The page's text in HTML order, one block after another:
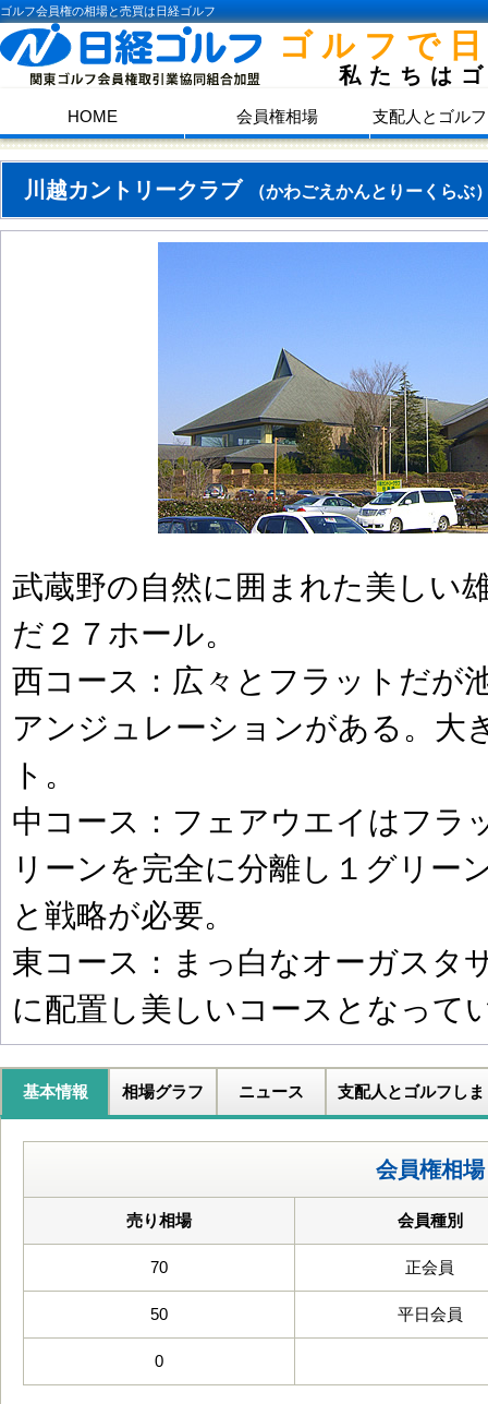
ゴルフ会員権の相場と売買は日経ゴルフ
ゴルフで
私たちは
HOME 会員権相場 支配人とゴル
川越カントリークラブ （かわごえかんとりーくらぶ
武蔵野の自然に囲まれた美しい
だ２７ホール。
西コース：広々とフラットだが
アンジュレーションがある。大
ト。
中コース：フェアウエイはフラ
リーンを完全に分離し１グリー
と戦略が必要。
東コース：まっ白なオーガスタ
に配置し美しいコースとなって
基本情報 相場グラフ ニュース 支配人とゴルフしま
会員権相場
売り相場 会員種別
70 正会員
50 平日会員
0